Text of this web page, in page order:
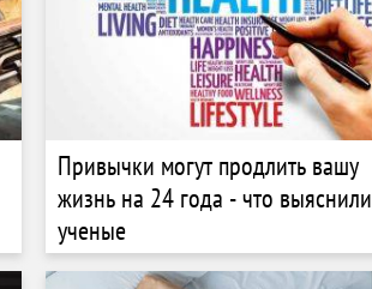
Привычки могут продлить вашу
жизнь на 24 года - что выяснили
ученые